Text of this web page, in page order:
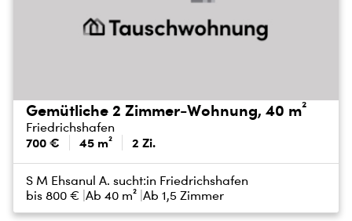
Gemütliche 2 Zimmer-Wohnung, 40 m²
Friedrichshafen
700 € 45 m² 2 Zi.
S M Ehsanul A. sucht:in Friedrichshafen
bis 800 € Ab 40 m² Ab 1,5 Zimmer